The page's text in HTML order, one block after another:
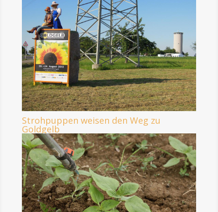
Strohpuppen weisen den Weg zu
Goldgelb